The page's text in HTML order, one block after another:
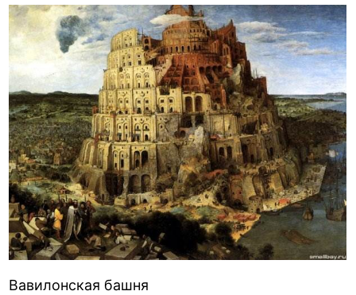
Вавилонская башня